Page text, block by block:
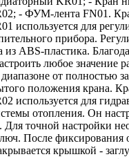
- ФУМ-лента FN01.
используется для
прибора.
из ABS-пластика.
любое значение
от полностью
положения крана.
используется для
отопления. Он
Для точной настройки
После фиксирования
крышкой -